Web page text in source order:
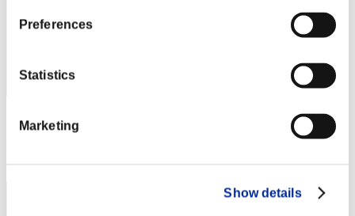
Preferences
Statistics
Marketing
Show details
スコア: -
73